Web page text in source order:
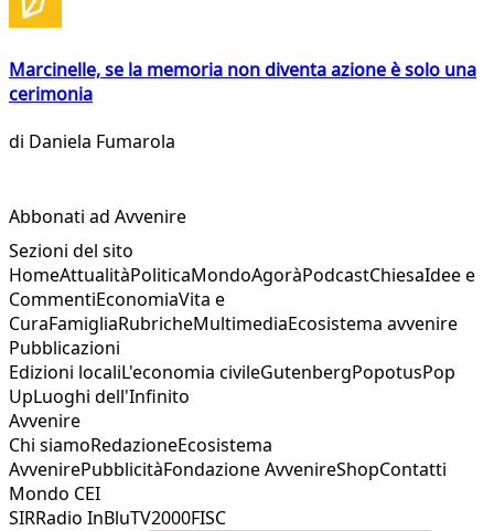
Marcinelle, se la memoria non diventa azione è solo una
cerimonia
di Daniela Fumarola
Abbonati ad Avvenire
Sezioni del sito
HomeAttualitàPoliticaMondoAgoràPodcastChiesaIdee e
CommentiEconomiaVita e
CuraFamigliaRubricheMultimediaEcosistema avvenire
Pubblicazioni
Edizioni localiL'economia civileGutenbergPopotusPop
UpLuoghi dell'Infinito
Avvenire
Chi siamoRedazioneEcosistema
AvvenirePubblicitàFondazione AvvenireShopContatti
Mondo CEI
SIRRadio InBluTV2000FISC